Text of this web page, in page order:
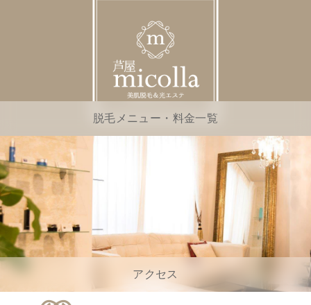
脱毛メニュー・料金一覧
アクセス